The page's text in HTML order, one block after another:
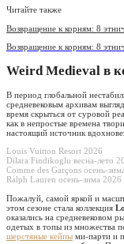
Читайте также
Возвращение к корням: 8
Возвращение к корням: 8
Weird Medieval в
В период глобальной
средневековым архивам
время скрыться от суровой
как в непростые времена
настоящий источник
Louis Vuitton Resort 2026
Dilara Findikoglu весна-лето
Comme des Garçons осень-
Ralph Lauren осень-зима 2026
Пожалуй, самой яркой и
этом сезоне стала коллекция
оказались на средневековом
одетых в топы из множества
шерстяные кейпы ми-парти и